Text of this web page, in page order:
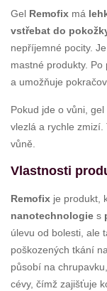
Gel Remofix má
vstřebat do
nepříjemné pocity.
mastné produkty. Po
a umožňuje
Pokud jde o vůni, gel
vlezlá a rychle zmizí.
vůně.
Vlastnosti
Remofix je produkt,
nanotechnologie s
úlevu od bolesti, ale
poškozených tkání
působí na
cévy, čímž zajišťuje